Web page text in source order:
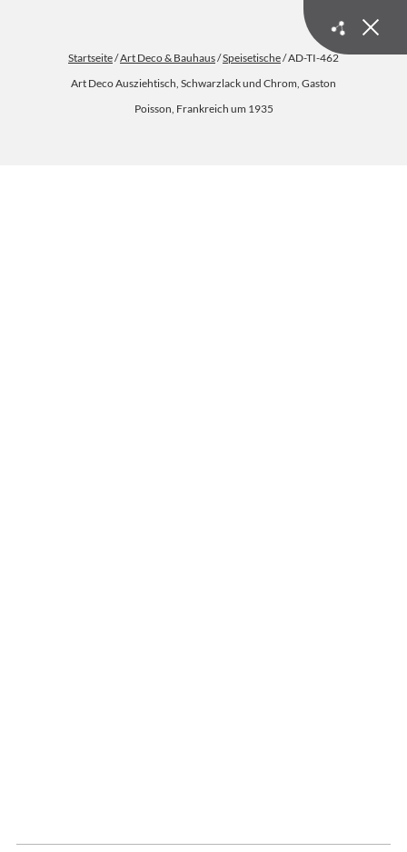
Startseite/Art Deco & Bauhaus/Speisetische/ AD-TI-462
Art Deco Ausziehtisch, Schwarzlack und Chrom, Gaston
Poisson, Frankreich um 1935